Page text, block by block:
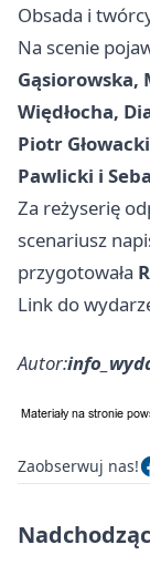
Obsada i
Na scenie
Gąsiorowska,
Więdłocha,
Piotr
Pawlicki i
Za reżyserię
scenariusz
przygotowała
Link do
Autor:
Zaobserwuj nas!